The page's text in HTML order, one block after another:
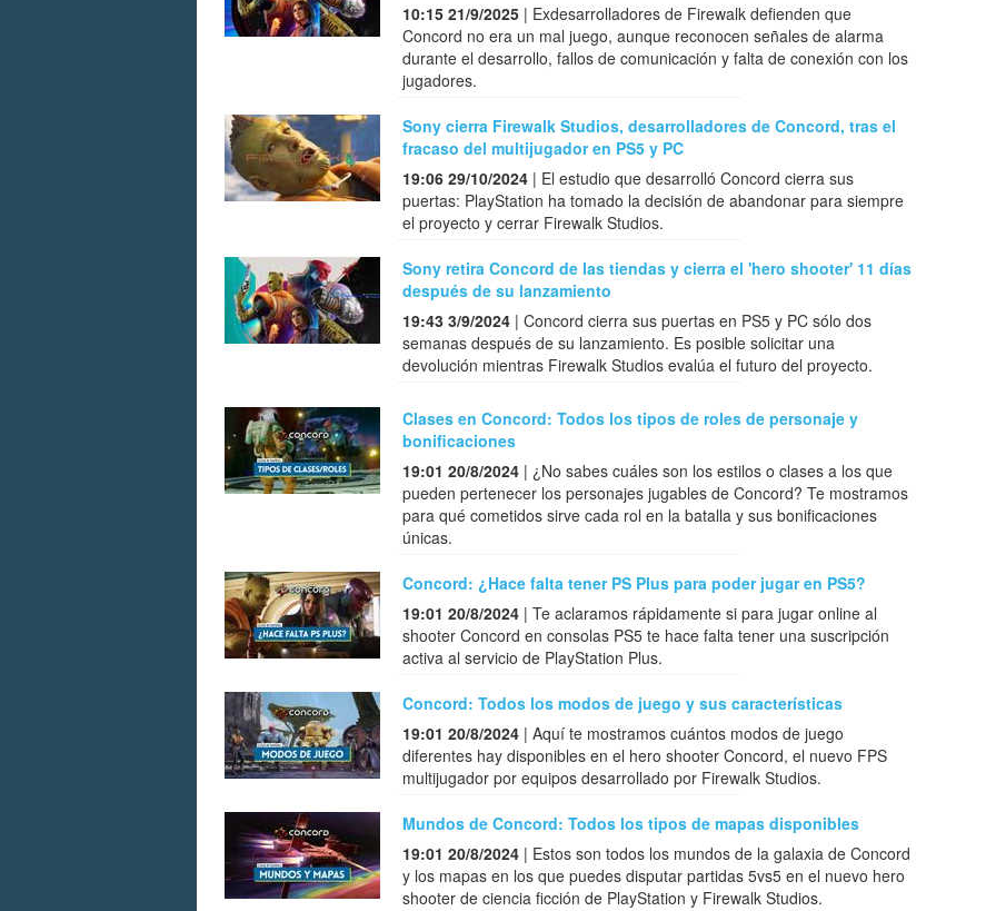
10:15 21/9/2025 | Exdesarrolladores de Firewalk defienden que
Concord no era un mal juego, aunque reconocen señales de alarma
durante el desarrollo, fallos de comunicación y falta de conexión con los
jugadores.
Sony cierra Firewalk Studios, desarrolladores de Concord, tras el
fracaso del multijugador en PS5 y PC
19:06 29/10/2024 | El estudio que desarrolló Concord cierra sus
puertas: PlayStation ha tomado la decisión de abandonar para siempre
el proyecto y cerrar Firewalk Studios.
Sony retira Concord de las tiendas y cierra el 'hero shooter' 11 días
después de su lanzamiento
19:43 3/9/2024 | Concord cierra sus puertas en PS5 y PC sólo dos
semanas después de su lanzamiento. Es posible solicitar una
devolución mientras Firewalk Studios evalúa el futuro del proyecto.
Clases en Concord: Todos los tipos de roles de personaje y
bonificaciones
19:01 20/8/2024 | ¿No sabes cuáles son los estilos o clases a los que
pueden pertenecer los personajes jugables de Concord? Te mostramos
para qué cometidos sirve cada rol en la batalla y sus bonificaciones
únicas.
Concord: ¿Hace falta tener PS Plus para poder jugar en PS5?
19:01 20/8/2024 | Te aclaramos rápidamente si para jugar online al
shooter Concord en consolas PS5 te hace falta tener una suscripción
activa al servicio de PlayStation Plus.
Concord: Todos los modos de juego y sus características
19:01 20/8/2024 | Aquí te mostramos cuántos modos de juego
diferentes hay disponibles en el hero shooter Concord, el nuevo FPS
multijugador por equipos desarrollado por Firewalk Studios.
Mundos de Concord: Todos los tipos de mapas disponibles
19:01 20/8/2024 | Estos son todos los mundos de la galaxia de Concord
y los mapas en los que puedes disputar partidas 5vs5 en el nuevo hero
shooter de ciencia ficción de PlayStation y Firewalk Studios.